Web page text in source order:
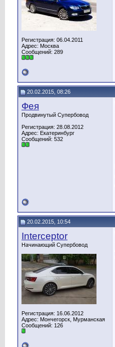
Регистрация: 06.04.2011
Адрес: Москва
Сообщений: 289
20.02.2015, 08:26
Фея
Продвинутый Супербовод
Регистрация: 28.08.2012
Адрес: Екатеринбург
Сообщений: 532
20.02.2015, 10:54
Interceptor
Начинающий Супербовод
Регистрация: 16.06.2012
Адрес: Мончегорск, Мурманская
Сообщений: 126